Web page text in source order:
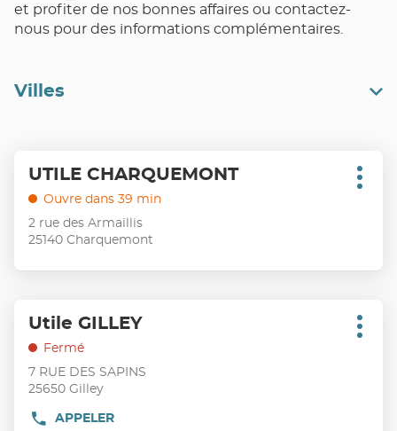
et profiter de nos bonnes affaires ou contactez-
nous pour des informations complémentaires.
Villes
sur
touche
ENTRÉE
plus
informations
Point
de
:
UTILE CHARQUEMONT
Ouvre dans 39 min
2 rue des Armaillis
25140 Charquemont
Plus
sur
touche
ENTRÉE
obtenir
Point
de
:
Utile GILLEY
Fermé
7 RUE DES SAPINS
25650 Gilley
APPELER
AFFICHER
Plus